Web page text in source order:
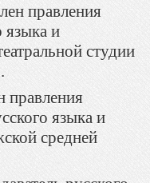
правления
и
студии
правления
языка и
средней